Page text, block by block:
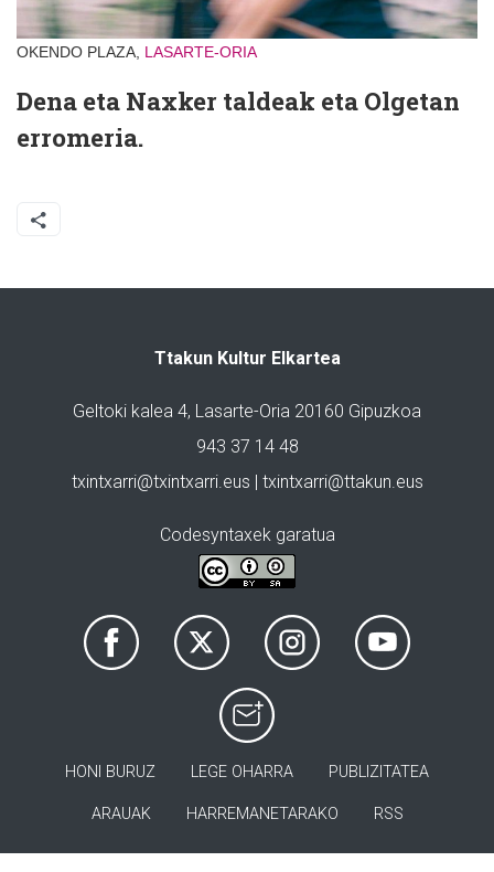
OKENDO PLAZA, LASARTE-ORIA
Dena eta Naxker taldeak eta Olgetan
erromeria.
Ttakun Kultur Elkartea
Geltoki kalea 4, Lasarte-Oria 20160 Gipuzkoa
943 37 14 48
txintxarri@txintxarri.eus | txintxarri@ttakun.eus
Codesyntaxek garatua
HONI BURUZ LEGE OHARRA PUBLIZITATEA
ARAUAK HARREMANETARAKO RSS